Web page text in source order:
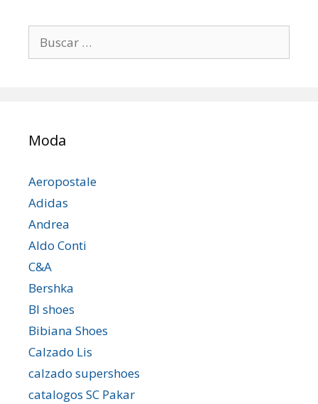
Moda
Aeropostale
Adidas
Andrea
Aldo Conti
C&A
Bershka
Bl shoes
Bibiana Shoes
Calzado Lis
calzado supershoes
catalogos SC Pakar